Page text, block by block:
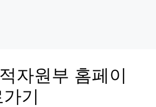
자원부 홈페이
기